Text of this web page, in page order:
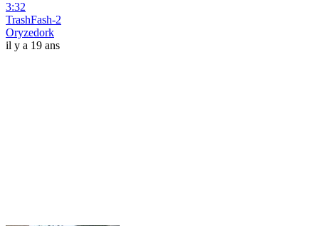
3:32
TrashFash-2
Oryzedork
il y a 19 ans